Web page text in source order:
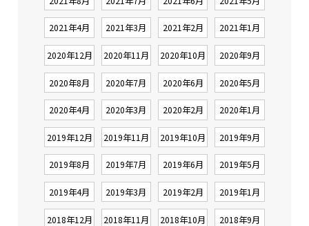
2021年4月 2021年3月 2021年2月 2021年1月
2020年12月 2020年11月 2020年10月 2020年9月
2020年8月 2020年7月 2020年6月 2020年5月
2020年4月 2020年3月 2020年2月 2020年1月
2019年12月 2019年11月 2019年10月 2019年9月
2019年8月 2019年7月 2019年6月 2019年5月
2019年4月 2019年3月 2019年2月 2019年1月
2018年12月 2018年11月 2018年10月 2018年9月